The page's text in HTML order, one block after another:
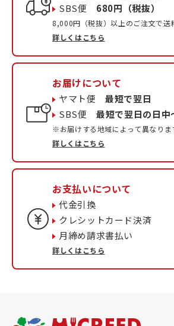
SBS便 680円（税抜）
8,000円（税抜）以上のご注文で送
詳しくはこちら
お届けについて
ヤマト便最短で翌日
SBS便最短で翌日の日中
※お届けする地域によって異なりま
詳しくはこちら
お支払いについて
代金引換
クレシットカード決済
月締め請求書払い
詳しくはこちら